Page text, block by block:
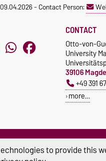
-Contact Person:
CONTACT
Otto-von-
University
39106
+49 391
more…
to provide this